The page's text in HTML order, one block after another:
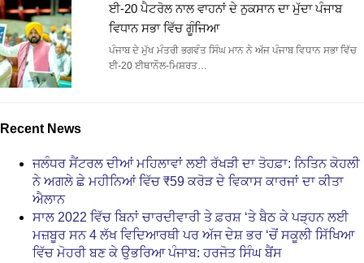
ਈ-20 ਪੈਟਰੋਲ ਨਾਲ ਵਾਹਨਾਂ ਦੇ ਨੁਕਸਾਨ ਦਾ ਮੁੱਦਾ ਪੰਜਾਬ
ਵਿਧਾਨ ਸਭਾ ਵਿੱਚ ਗੂੰਜਿਆ
ਪੰਜਾਬ ਦੇ ਮੁੱਖ ਮੰਤਰੀ ਭਗਵੰਤ ਸਿੰਘ ਮਾਨ ਨੇ ਅੱਜ ਪੰਜਾਬ ਵਿਧਾਨ ਸਭਾ ਵਿੱਚ
ਈ-20 ਈਥਾਨੌਲ-ਮਿਸ਼ਰਤ…
Recent News
ਜਲੰਧਰ ਸੈਂਟਰਲ ਦੀਆਂ ਮਹਿਲਾਵਾਂ ਲਈ ਰੱਖੜੀ ਦਾ ਤੋਹਫ਼ਾ: ਨਿਤਿਨ ਕੋਹਲੀ
ਨੇ ਅਗਲੇ ਛੇ ਮਹੀਨਿਆਂ ਵਿੱਚ ₹59 ਕਰੋੜ ਦੇ ਵਿਕਾਸ ਕਾਰਜਾਂ ਦਾ ਕੀਤਾ
ਐਲਾਨ
ਸਾਲ 2022 ਵਿੱਚ ਬਿਨਾਂ ਚਾਰਦੀਵਾਰੀ ਤੇ ਫ਼ਰਸ਼ ‘ਤੇ ਬੈਠ ਕੇ ਪੜ੍ਹਨ ਲਈ
ਮਜ਼ਬੂਰ ਸਨ 4 ਲੱਖ ਵਿਦਿਆਰਥੀ ਪਰ ਅੱਜ ਦੇਸ਼ ਭਰ ‘ਚੋਂ ਸਕੂਲੀ ਸਿੱਖਿਆ
ਵਿੱਚ ਮੋਹਰੀ ਬਣ ਕੇ ਉਭਰਿਆ ਪੰਜਾਬ: ਹਰਜੋਤ ਸਿੰਘ ਬੈਂਸ